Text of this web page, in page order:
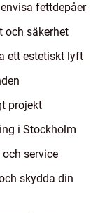
fettdepåer
och säkerhet
ett estetiskt lyft
projekt
i Stockholm
service
skydda din